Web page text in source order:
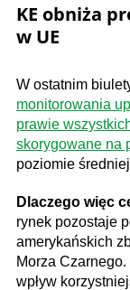
KE obniża
w UE
W ostatnim
monitorowania
prawie
skorygowane na
poziomie
Dlaczego więc
rynek pozostaje
amerykańskich
Morza
wpływ